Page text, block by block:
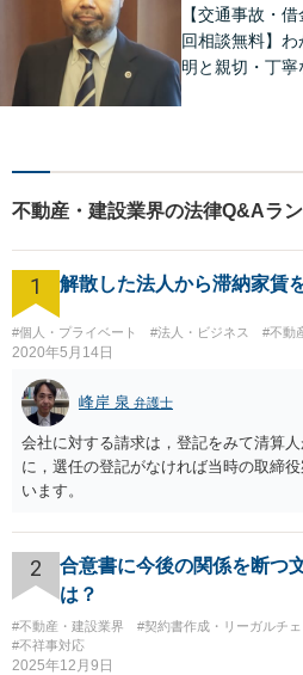
【交通事故・
回相談無料】わ
明と親切・丁寧
ず初めての方
相談ください。
０年】
不動産・建設業界の法律Q&Aラ
1 解散した法人から滞納家賃
#個人・プライベート #法人・ビジネス #不動
2020年5月14日
峰岸 泉 弁護士
会社に対する請求は，登記をみて清算
に，選任の登記がなければ当時の取締
います。
2
合意書に今後の関係を断つ
は？
#不動産・建設業界 #契約書作成・リーガルチェ
#不祥事対応
2025年12月9日